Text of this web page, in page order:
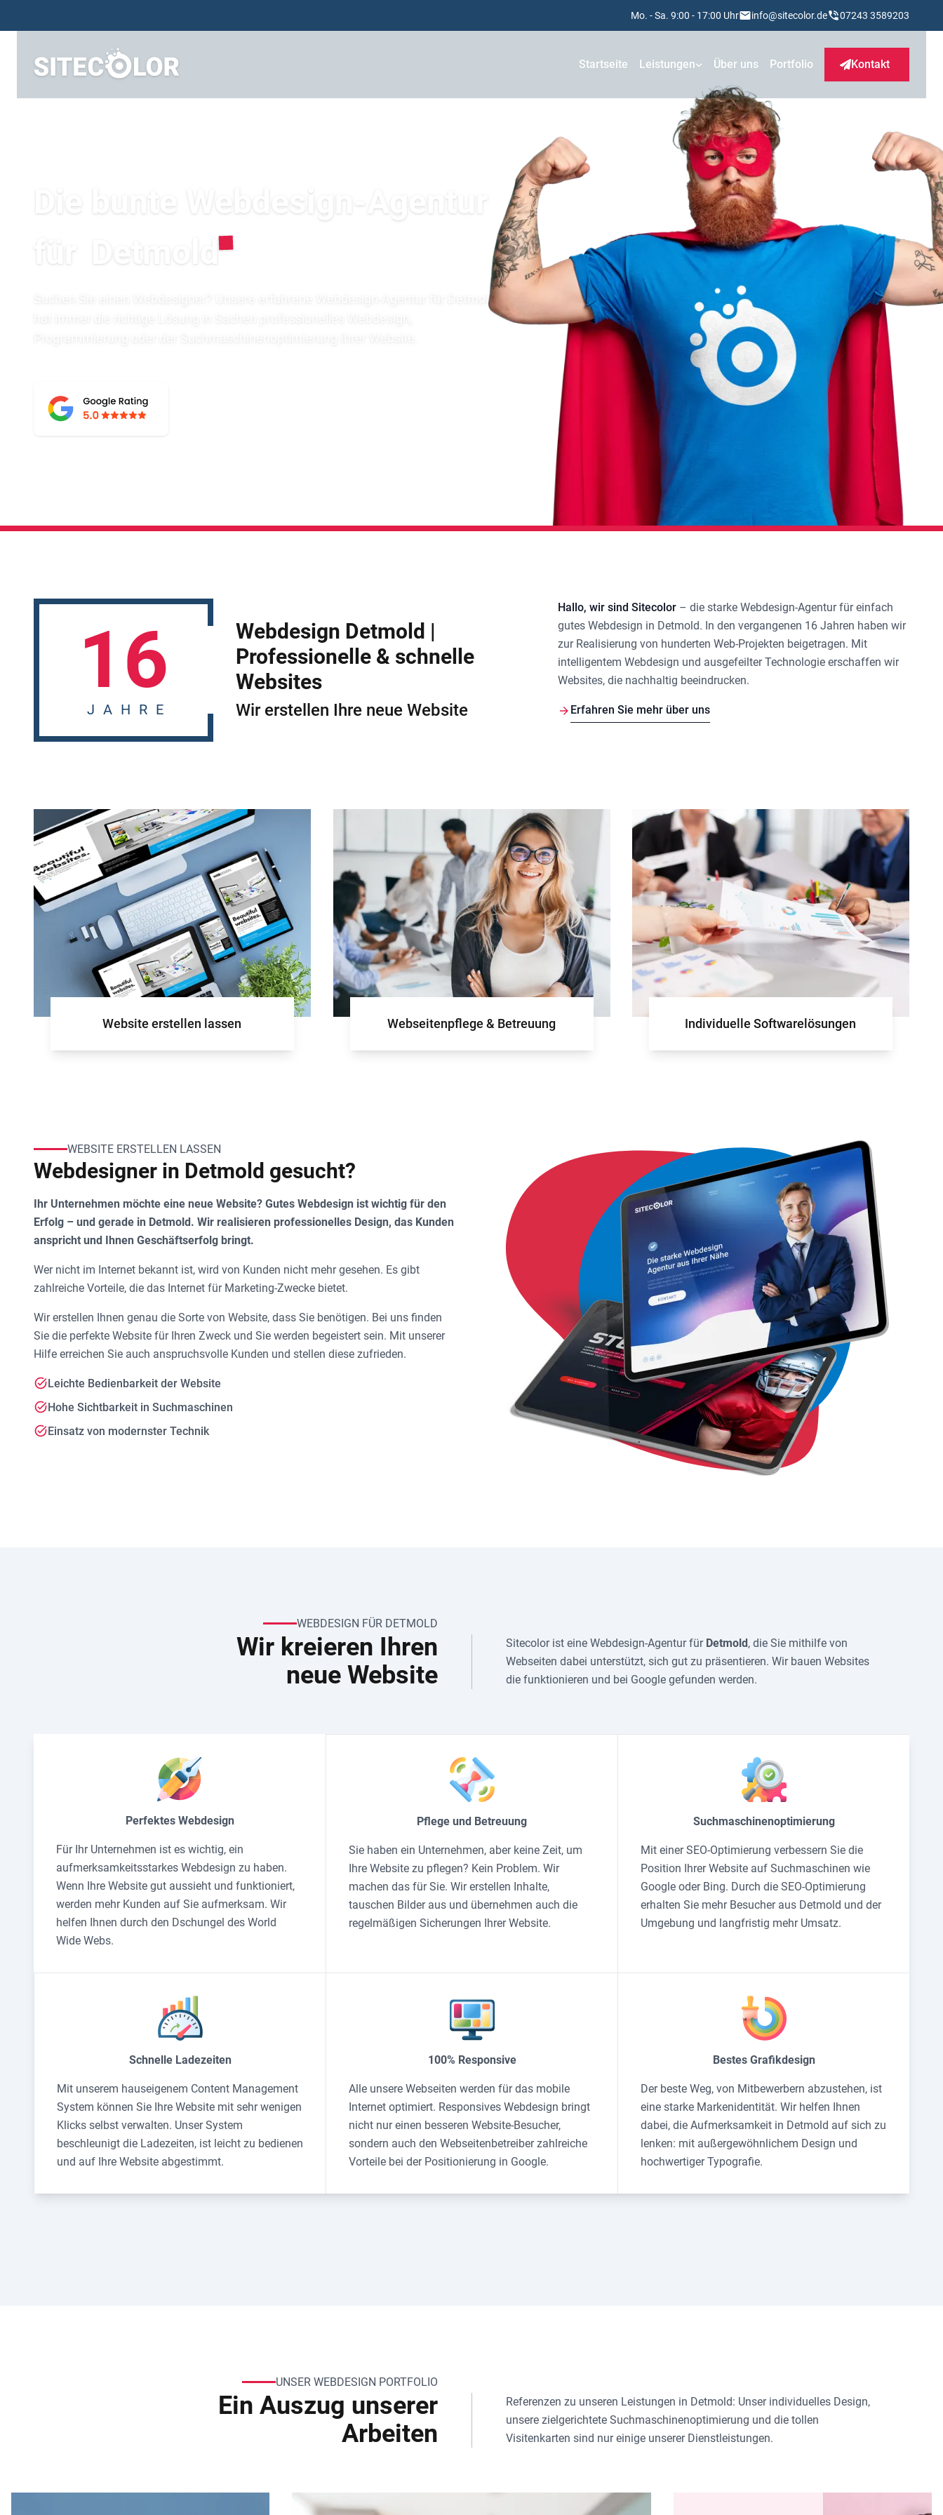
Mo. - Sa. 9:00 - 17:00 Uhr info@sitecolor.de 07243 3589203
Startseite Leistungen Über uns Portfolio Kontakt
Die bunte Webdesign-Agentur
für
Detmold
Suchen Sie einen Webdesigner? Unsere erfahrene Webdesign-Agentur für Detmold
16
JAHRE
Webdesign Detmold |
Professionelle & schnelle
Websites
Wir erstellen Ihre neue Website
Hallo, wir sind Sitecolor– die starke Webdesign-Agenturfür einfach
gutes Webdesign in Detmold. In den vergangenen 16 Jahren haben wir
zur Realisierung von hunderten Web-Projekten beigetragen. Mit
intelligentem Webdesign und ausgefeilter Technologie erschaffen wir
Websites, die nachhaltig beeindrucken.
Erfahren Sie mehr über uns
Website erstellen lassen Webseitenpflege & Betreuung Individuelle Softwarelösungen
WEBSITE ERSTELLEN LASSEN
Webdesigner in Detmold gesucht?
Ihr Unternehmen möchte eine neue Website? Gutes Webdesign ist wichtig für den
Erfolg – und gerade in Detmold. Wir realisieren professionelles Design, das Kunden
anspricht und Ihnen Geschäftserfolg bringt.
Wer nicht im Internet bekannt ist, wird von Kunden nicht mehr gesehen. Es gibt
zahlreiche Vorteile, die das Internet für Marketing-Zwecke bietet.
Wir erstellen Ihnen genau die Sorte von Website, dass Sie benötigen. Bei uns finden
Sie die perfekte Website für Ihren Zweck und Sie werden begeistert sein. Mit unserer
Hilfe erreichen Sie auch anspruchsvolle Kunden und stellen diese zufrieden.
Leichte Bedienbarkeit der Website
Hohe Sichtbarkeit in Suchmaschinen
Einsatz von modernster Technik
WEBDESIGN FÜR DETMOLD
Wir kreieren Ihren
neue Website
Sitecolor ist eine Webdesign-Agentur für Detmold, die Sie mithilfe von
Webseiten dabei unterstützt, sich gut zu präsentieren. Wir bauen Websites
die funktionieren und bei Google gefunden werden.
Perfektes Webdesign
Für Ihr Unternehmen ist es wichtig, ein
aufmerksamkeitsstarkes Webdesign zu haben.
Wenn Ihre Website gut aussieht und funktioniert,
werden mehr Kunden auf Sie aufmerksam. Wir
helfen Ihnen durch den Dschungel des World
Wide Webs.
Pflege und Betreuung
Sie haben ein Unternehmen, aber keine Zeit, um
Ihre Website zu pflegen? Kein Problem. Wir
machen das für Sie. Wir erstellen Inhalte,
tauschen Bilder aus und übernehmen auch die
regelmäßigen Sicherungen Ihrer Website.
Suchmaschinenoptimierung
Mit einer SEO-Optimierung verbessern Sie die
Position Ihrer Website auf Suchmaschinen wie
Google oder Bing. Durch die SEO-Optimierung
erhalten Sie mehr Besucher aus Detmold und der
Umgebung und langfristig mehr Umsatz.
Schnelle Ladezeiten
Mit unserem hauseigenem Content Management
System können Sie Ihre Website mit sehr wenigen
Klicks selbst verwalten. Unser System
beschleunigt die Ladezeiten, ist leicht zu bedienen
und auf Ihre Website abgestimmt.
100% Responsive
Alle unsere Webseiten werden für das mobile
Internet optimiert. Responsives Webdesign bringt
nicht nur einen besseren Website-Besucher,
sondern auch den Webseitenbetreiber zahlreiche
Vorteile bei der Positionierung in Google.
Bestes Grafikdesign
Der beste Weg, von Mitbewerbern abzustehen, ist
eine starke Markenidentität. Wir helfen Ihnen
dabei, die Aufmerksamkeit in Detmold auf sich zu
lenken: mit außergewöhnlichem Design und
hochwertiger Typografie.
UNSER WEBDESIGN PORTFOLIO
Ein Auszug unserer
Arbeiten
Referenzen zu unseren Leistungen in Detmold: Unser individuelles Design,
unsere zielgerichtete Suchmaschinenoptimierung und die tollen
Visitenkarten sind nur einige unserer Dienstleistungen.